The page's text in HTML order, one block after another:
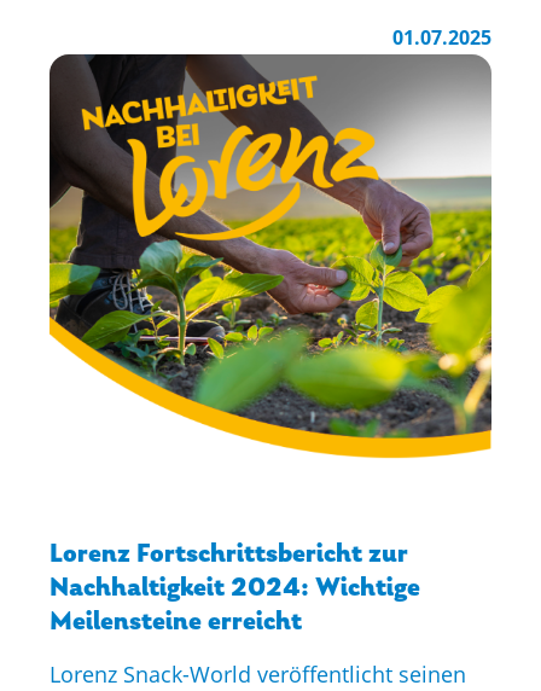
01.07.2025
Lorenz Fortschrittsbericht zur
Nachhaltigkeit 2024: Wichtige
Meilensteine erreicht
Lorenz Snack-World veröffentlicht seinen